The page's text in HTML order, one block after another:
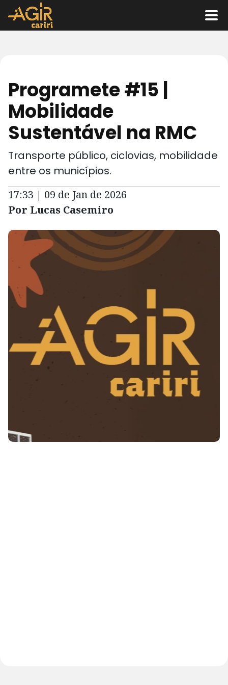
Programete #15 |
Mobilidade
Sustentável na RMC
Transporte público, ciclovias, mobilidade
entre os municípios.
17:33 | 09 de Jan de 2026
Por Lucas Casemiro